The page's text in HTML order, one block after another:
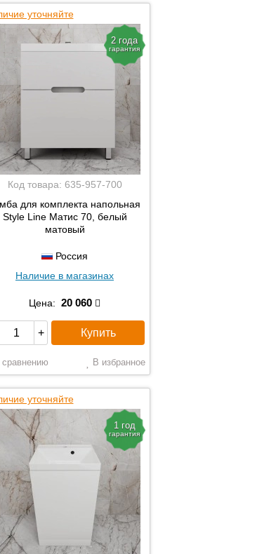
уточняйте
2 года
гарантия
Код товара: 635-957-700
для комплекта напольная
Style Line Матис 70, белый
матовый
Россия
Наличие в магазинах
Цена: 20 060
+ Купить
сравнению В избранное
уточняйте
1 год
гарантия